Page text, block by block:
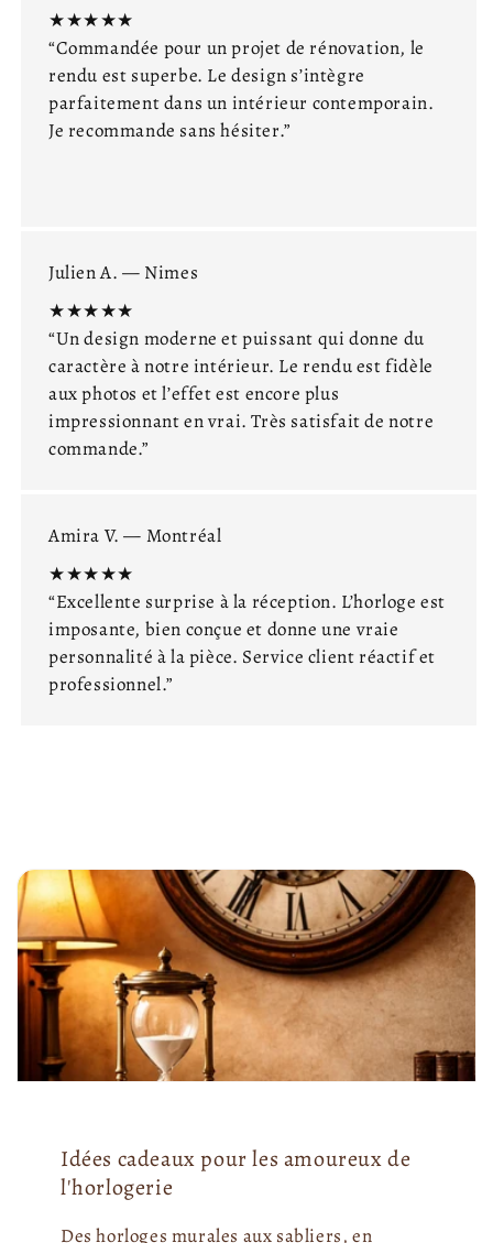
★★★★★
“Commandée pour un projet de rénovation, le
rendu est superbe. Le design s’intègre
parfaitement dans un intérieur contemporain.
Je recommande sans hésiter.”
Julien A. — Nimes
★★★★★
“Un design moderne et puissant qui donne du
caractère à notre intérieur. Le rendu est fidèle
aux photos et l’effet est encore plus
impressionnant en vrai. Très satisfait de notre
commande.”
Amira V. — Montréal
★★★★★
“Excellente surprise à la réception. L’horloge est
imposante, bien conçue et donne une vraie
personnalité à la pièce. Service client réactif et
professionnel.”
Idées cadeaux pour les amoureux de
l'horlogerie
Des horloges murales aux sabliers, en